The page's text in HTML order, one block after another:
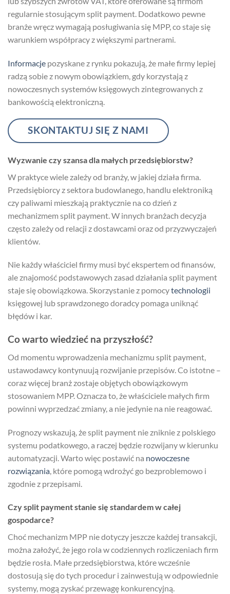
regularnie stosującym split payment. Dodatkowo pewne
branże wręcz wymagają posługiwania się MPP, co staje się
warunkiem współpracy z większymi partnerami.
Informacje pozyskane z rynku pokazują, że małe firmy lepiej
radzą sobie z nowym obowiązkiem, gdy korzystają z
nowoczesnych systemów księgowych zintegrowanych z
bankowością elektroniczną.
SKONTAKTUJ SIĘ Z NAMI
Wyzwanie czy szansa dla małych przedsiębiorstw?
W praktyce wiele zależy od branży, w jakiej działa firma.
Przedsiębiorcy z sektora budowlanego, handlu elektroniką
czy paliwami mieszkają praktycznie na co dzień z
mechanizmem split payment. W innych branżach decyzja
często zależy od relacji z dostawcami oraz od przyzwyczajeń
klientów.
Nie każdy właściciel firmy musi być ekspertem od finansów,
ale znajomość podstawowych zasad działania split payment
staje się obowiązkowa. Skorzystanie z pomocytechnologii
księgowej lub sprawdzonego doradcy pomaga uniknąć
błędów i kar.
Co warto wiedzieć na przyszłość?
Od momentu wprowadzenia mechanizmu split payment,
ustawodawcy kontynuują rozwijanie przepisów. Co istotne –
coraz więcej branż zostaje objętych obowiązkowym
stosowaniem MPP. Oznacza to, że właściciele małych firm
powinni wyprzedzać zmiany, a nie jedynie na nie reagować.
Prognozy wskazują, że split payment nie zniknie z polskiego
systemu podatkowego, a raczej będzie rozwijany w kierunku
automatyzacji. Warto więc postawić na nowoczesne
rozwiązania , które pomogą wdrożyć go bezproblemowo i
zgodnie z przepisami.
Czy split payment stanie się standardem w całej
gospodarce?
Choć mechanizm MPP nie dotyczy jeszcze każdej transakcji,
można założyć, że jego rola w codziennych rozliczeniach firm
będzie rosła. Małe przedsiębiorstwa, które wcześnie
dostosują się do tych procedur i zainwestują w odpowiednie
systemy, mogą zyskać przewagę konkurencyjną.